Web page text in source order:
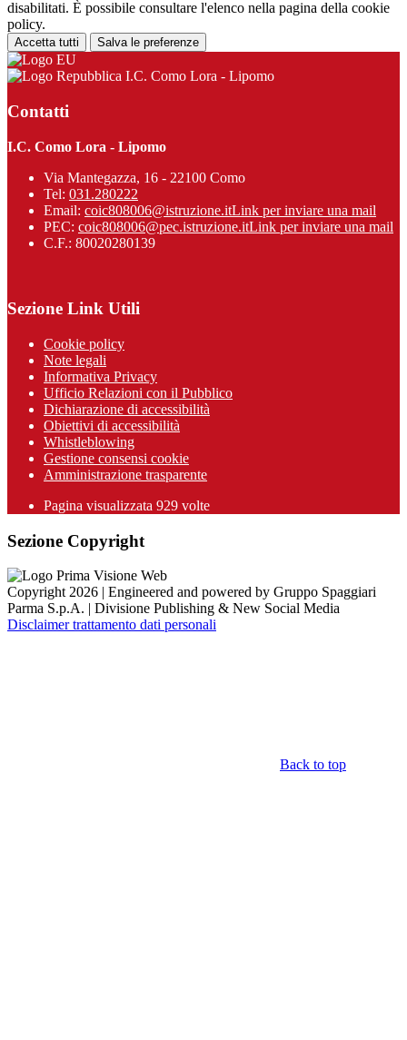
disabilitati. È possibile consultare l'elenco nella pagina della cookie
policy.
Accetta tutti Salva le preferenze
I.C. Como Lora - Lipomo
Contatti
I.C. Como Lora - Lipomo
Via Mantegazza, 16 - 22100 Como
Tel: 031.280222
Email: coic808006@istruzione.itLink per inviare una mail
PEC: coic808006@pec.istruzione.itLink per inviare una mail
C.F.: 80020280139
Sezione Link Utili
Cookie policy
Note legali
Informativa Privacy
Ufficio Relazioni con il Pubblico
Dichiarazione di accessibilità
Obiettivi di accessibilità
Whistleblowing
Gestione consensi cookie
Amministrazione trasparente
Pagina visualizzata 929 volte
Sezione Copyright
Copyright 2026 | Engineered and powered by Gruppo Spaggiari
Parma S.p.A. | Divisione Publishing & New Social Media
Disclaimer trattamento dati personali
Back to top